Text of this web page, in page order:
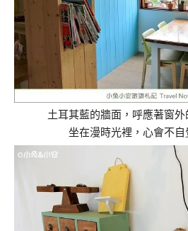
土耳其藍的牆面，呼應著窗外
坐在漫時光裡，心會不